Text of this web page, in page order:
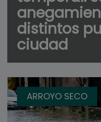
distintos
ciudad
ARROYO SECO